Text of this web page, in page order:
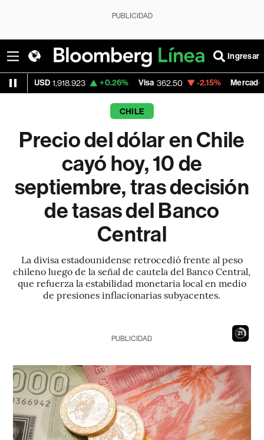
PUBLICIDAD
Ingresar
+0.26% Visa 362.50 -2.15% MercadoLibre 1,821.795
CHILE
Precio del dólar en Chile
cayó hoy, 10 de
septiembre, tras decisión
de tasas del Banco
Central
La divisa estadounidense retrocedió frente al peso
chileno luego de la señal de cautela del Banco Central,
que refuerza la estabilidad monetaria local en medio
de presiones inflacionarias subyacentes.
20
PUBLICIDAD